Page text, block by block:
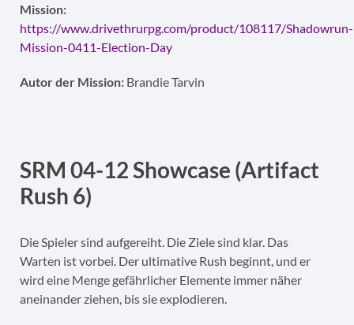
Mission:
https://www.drivethrurpg.com/product/108117/Shadowrun-
Mission-0411-Election-Day
Autor der Mission: Brandie Tarvin
SRM 04-12 Showcase (Artifact
Rush 6)
Die Spieler sind aufgereiht. Die Ziele sind klar. Das
Warten ist vorbei. Der ultimative Rush beginnt, und er
wird eine Menge gefährlicher Elemente immer näher
aneinander ziehen, bis sie explodieren.